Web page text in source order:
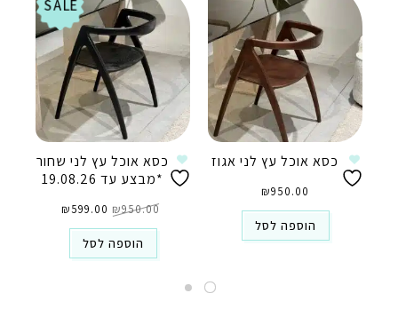
כסא אוכל עץ לני אגוז
₪950.00
הוספה לסל
כסא אוכל עץ לני שחור
*מבצע עד 19.08.26
₪950.00 המקורי
היה:
₪950.00.
₪599.00 הנוכחי
הוא:
הוספה לסל